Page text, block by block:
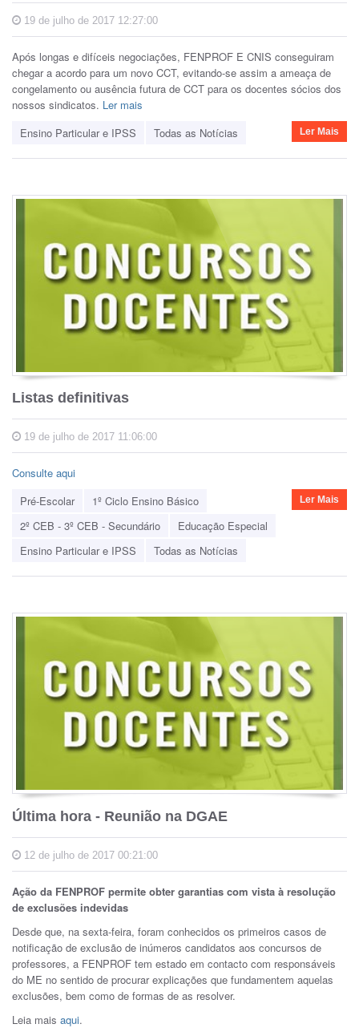
19 de julho de 2017 12:27:00
Após longas e difíceis negociações, FENPROF E CNIS conseguiram
chegar a acordo para um novo CCT, evitando-se assim a ameaça de
congelamento ou ausência futura de CCT para os docentes sócios dos
nossos sindicatos. Ler mais
Ensino Particular e IPSS
Todas as Notícias Ler Mais
Listas definitivas
19 de julho de 2017 11:06:00
Consulte aqui
Pré-Escolar
1º Ciclo Ensino Básico
2º CEB - 3º CEB - Secundário
Educação Especial
Ensino Particular e IPSS
Todas as Notícias
Ler Mais
Última hora - Reunião na DGAE
12 de julho de 2017 00:21:00
Ação da FENPROF permite obter garantias com vista à resolução
de exclusões indevidas
Desde que, na sexta-feira, foram conhecidos os primeiros casos de
notificação de exclusão de inúmeros candidatos aos concursos de
professores, a FENPROF tem estado em contacto com responsáveis
do ME no sentido de procurar explicações que fundamentem aquelas
exclusões, bem como de formas de as resolver.
Leia mais aqui.